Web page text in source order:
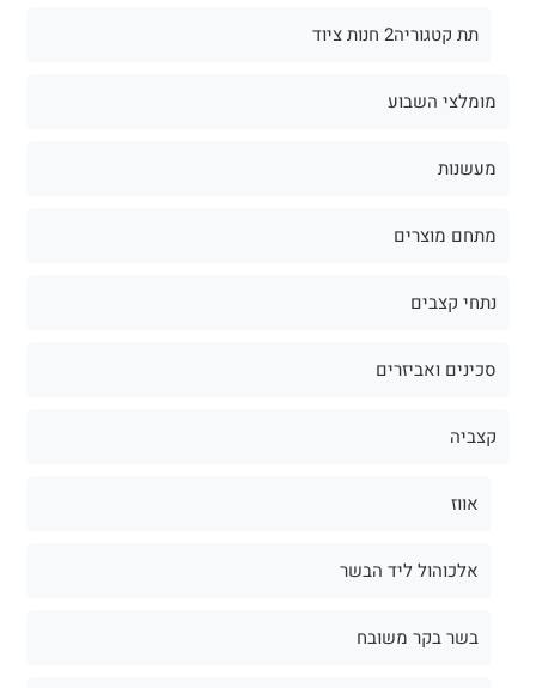
תת קטגוריה2 חנות ציוד
מומלצי השבוע
מעשנות
מתחם מוצרים
נתחי קצבים
סכינים ואביזרים
קצביה
אווז
אלכוהול ליד הבשר
בשר בקר משובח